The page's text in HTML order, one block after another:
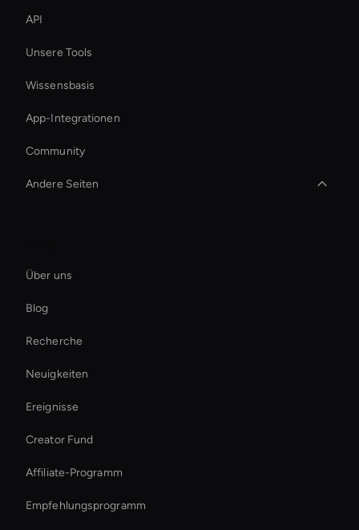
API
Unsere Tools
Wissensbasis
App-Integrationen
Community
Andere Seiten
Live Ai Presenter
Holographic Display Ai
AI-Tool zur Rauschunterdrückung von Videos
Ai Avatar For Advertising
AI-Video-Upscaler-Tool
Smart Ai Avatar
Über uns
Blog
Recherche
Neuigkeiten
Ereignisse
Creator Fund
Affiliate-Programm
Empfehlungsprogramm